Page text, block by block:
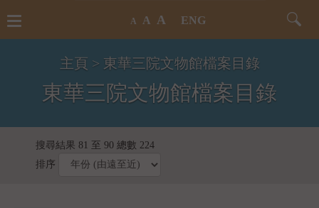
Toggle
A A A ENG
主頁 > 東華三院文物館檔案目錄
東華三院文物館檔案目錄
搜尋結果 81 至 90 總數 224
排序